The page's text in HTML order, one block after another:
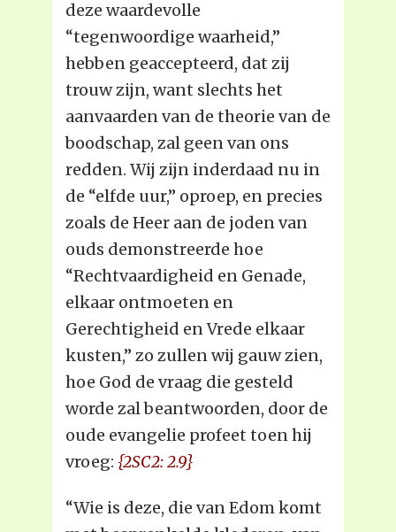
deze waardevolle
“tegenwoordige waarheid,”
hebben geaccepteerd, dat zij
trouw zijn, want slechts het
aanvaarden van de theorie van de
boodschap, zal geen van ons
redden. Wij zijn inderdaad nu in
de “elfde uur,” oproep, en precies
zoals de Heer aan de joden van
ouds demonstreerde hoe
“Rechtvaardigheid en Genade,
elkaar ontmoeten en
Gerechtigheid en Vrede elkaar
kusten,” zo zullen wij gauw zien,
hoe God de vraag die gesteld
worde zal beantwoorden, door de
oude evangelie profeet toen hij
vroeg: {2SC2: 2.9}
“Wie is deze, die van Edom komt